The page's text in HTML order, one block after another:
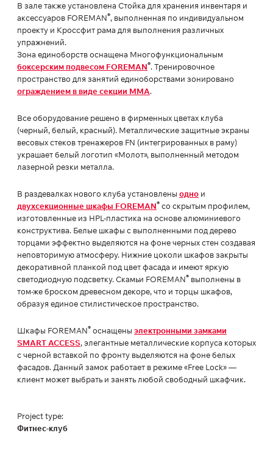
В зале также установлена Стойка для хранения инвентаря и
аксессуаров FOREMAN®, выполненная по индивидуальном
проекту и Кроссфит рама для выполнения различных
упражнений.
Зона единоборств оснащена Многофункциональным
боксерским подвесом FOREMAN®. Тренировочное
пространство для занятий единоборствами зонировано
ограждением в виде секции ММА.
Все оборудование решено в фирменных цветах клуба
(черный, белый, красный). Металлические защитные экраны
весовых стеков тренажеров FN (интегрированных в раму)
украшает белый логотип «Молот», выполненный методом
лазерной резки металла.
В раздевалках нового клуба установлены одно и
двухсекционные шкафы FOREMAN® со скрытым профилем,
изготовленные из HPL-пластика на основе алюминиевого
конструктива. Белые шкафы с выполненными под дерево
торцами эффектно выделяются на фоне черных стен создавая
неповторимую атмосферу. Нижние цоколи шкафов закрыты
декоративной планкой под цвет фасада и имеют яркую
светодиодную подсветку. Скамьи FOREMAN® выполнены в
том-же броском древесном декоре, что и торцы шкафов,
образуя единое стилистическое пространство.
Шкафы FOREMAN® оснащены электронными замками
SMART ACCESS, элегантные металлические корпуса которых
с черной вставкой по фронту выделяются на фоне белых
фасадов. Данный замок работает в режиме «Free Lock» —
клиент может выбрать и занять любой свободный шкафчик.
Project type:
Фитнес-клуб